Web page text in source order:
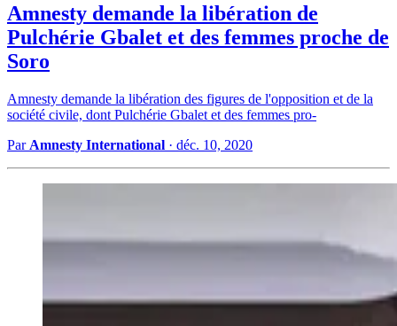
Amnesty demande la libération de
Pulchérie Gbalet et des femmes proche de
Soro
Amnesty demande la libération des figures de l'opposition et de la
société civile, dont Pulchérie Gbalet et des femmes pro-
Par Amnesty International · déc. 10, 2020